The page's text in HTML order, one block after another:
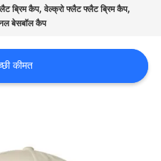
ब्रिम कैप,वेल्क्रो फ्लैट फ्लैट ब्रिम कैप,
बेसबॉल कैप
कीमत